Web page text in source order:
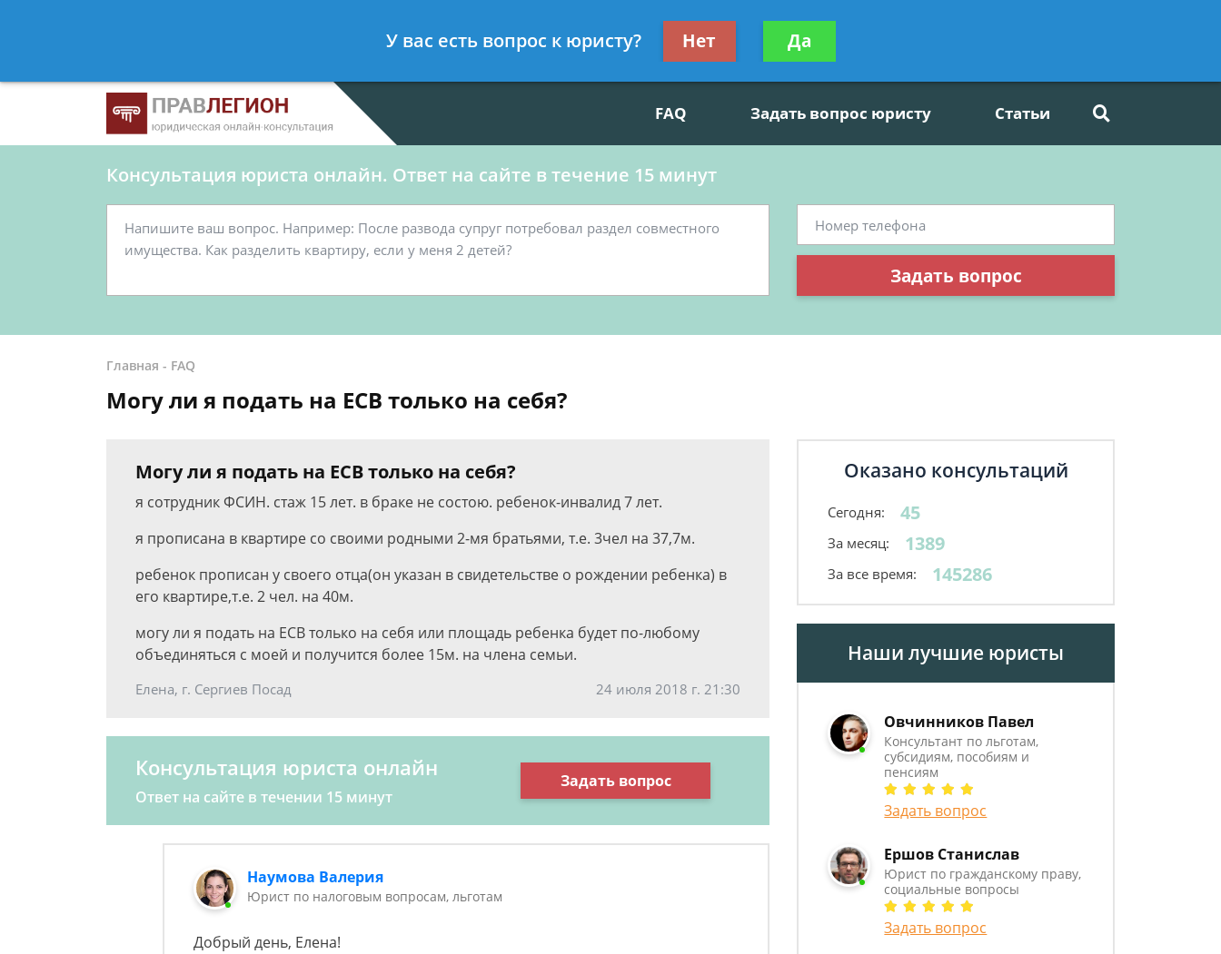
- Юрист по гражданскому праву, социальные вопросы
Получите консультацию
бесплатно
FAQ Задать вопрос юристу Статьи
Консультация юриста онлайн. Ответ на сайте в течение 15 минут
Задать вопрос
Главная - FAQ
Могу ли я подать на ЕСВ только на себя?
Могу ли я подать на ЕСВ только на себя?
я сотрудник ФСИН. стаж 15 лет. в браке не состою. ребенок-инвалид 7 лет.
я прописана в квартире со своими родными 2-мя братьями, т.е. 3чел на 37,7м.
ребенок прописан у своего отца(он указан в свидетельстве о рождении ребенка) в
его квартире,т.е. 2 чел. на 40м.
могу ли я подать на ЕСВ только на себя или площадь ребенка будет по-любому
объединяться с моей и получится более 15м. на члена семьи.
Елена, г. Сергиев Посад 24 июля 2018 г. 21:30
Консультация юриста онлайн
Ответ на сайте в течении 15 минут
Задать вопрос
Наумова Валерия
Юрист по налоговым вопросам, льготам
Добрый день, Елена!
Оказано консультаций
Сегодня: 45
За месяц: 1389
За все время: 145286
Наши лучшие юристы
Овчинников Павел
Консультант по льготам,
субсидиям, пособиям и
пенсиям
Задать вопрос
Ершов Станислав
Юрист по гражданскому праву,
социальные вопросы
Задать вопрос
У вас есть вопрос к юристу? Нет Да